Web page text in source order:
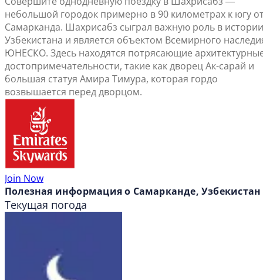
небольшой городок примерно в 90 километрах к югу
Самарканда. Шахрисабз сыграл важную роль в истории
Узбекистана и является объектом Всемирного
ЮНЕСКО. Здесь находятся потрясающие
достопримечательности, такие как дворец Ак-сарай и
большая статуя Амира Тимура, которая гордо
возвышается перед дворцом.
Join Now
Полезная информация о Самарканде, Узбекистан
Текущая погода